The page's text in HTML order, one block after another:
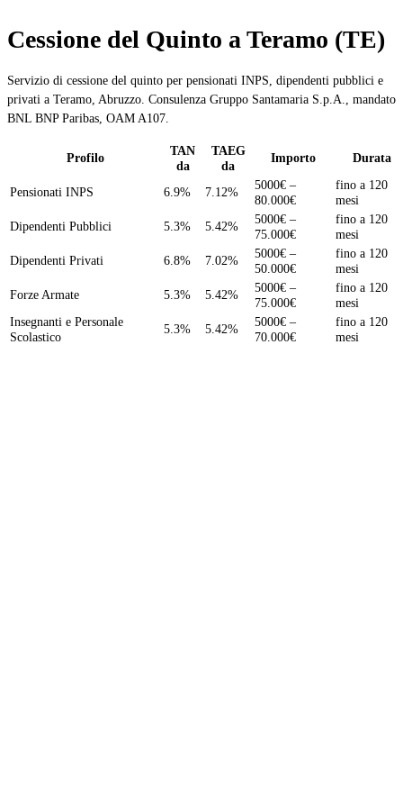
Cessione del Quinto a Teramo (TE)
Servizio di cessione del quinto per pensionati INPS, dipendenti pubblici e
privati a Teramo, Abruzzo. Consulenza Gruppo Santamaria S.p.A., mandato
BNL BNP Paribas, OAM A107.
Profilo
TAN
da
TAEG
da
Importo Durata
Pensionati INPS 6.9% 7.12%
5000€ –
80.000€
fino a 120
mesi
Dipendenti Pubblici
5.3% 5.42%
5000€ –
75.000€
fino a 120
mesi
Dipendenti Privati
6.8% 7.02%
5000€ –
50.000€
fino a 120
mesi
Forze Armate
5.3% 5.42%
5000€ –
75.000€
fino a 120
mesi
Insegnanti e Personale
Scolastico
5.3% 5.42%
5000€ –
70.000€
fino a 120
mesi